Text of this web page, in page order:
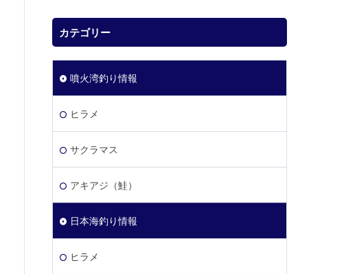
カテゴリー
噴火湾釣り情報
ヒラメ
サクラマス
アキアジ（鮭）
日本海釣り情報
ヒラメ